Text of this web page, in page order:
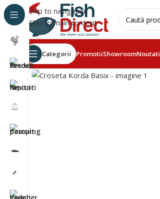
Skip to navigation
Skip to main content
Categorii PromotiiShowroomNoutati
Click to enlarge